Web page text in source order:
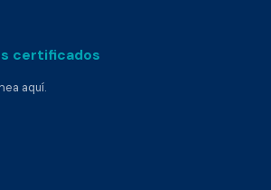
certificados
aquí.